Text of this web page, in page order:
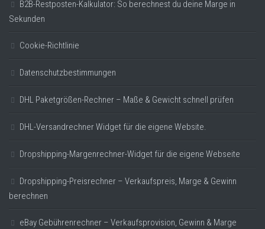
B2B-Restposten-Kalkulator: So berechnest du deine Marge in
Sekunden
Cookie-Richtlinie
Datenschutzbestimmungen
DHL Paketgrößen-Rechner – Maße & Gewicht schnell prüfen
DHL-Versandrechner Widget für die eigene Website.
Dropshipping-Margenrechner-Widget für die eigene Webseite
Dropshipping-Preisrechner – Verkaufspreis, Marge & Gewinn
berechnen
eBay Gebührenrechner – Verkaufsprovision, Gewinn & Marge